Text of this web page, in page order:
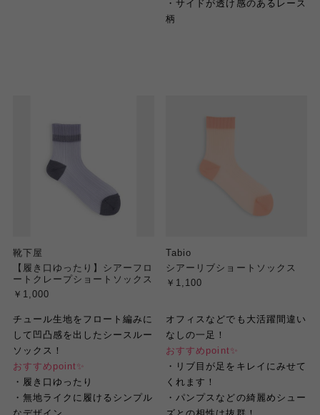
・ サイドが透け感のあるレース
柄
靴下屋
【履き口ゆったり】シアーフロ
ートクレープショートソックス
￥1,000
Tabio
シアーリブショートソックス
￥1,100
チュール生地をフロート編みに
して凹凸感を出したシースルー
ソックス！
おすすめ point✨
・ 履き口ゆったり
・ 無地ライクに履けるシンプル
オフィスなどでも大活躍間違い
なしの一足！
おすすめ point✨
・ リブ目が足をキレイにみせて
くれます ！
・パンプスなどの綺麗めシュー